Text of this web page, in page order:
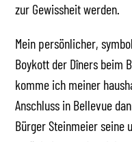
zur Gewissheit werden.
Mein persönlicher,
Boykott der Dîners beim
komme ich meiner
Anschluss in Bellevue
Bürger Steinmeier seine